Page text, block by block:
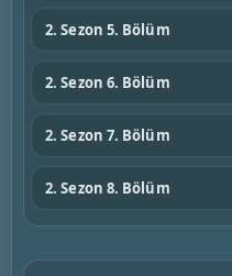
2. Sezon 5. Bölüm
2. Sezon 6. Bölüm
2. Sezon 7. Bölüm
2. Sezon 8. Bölüm